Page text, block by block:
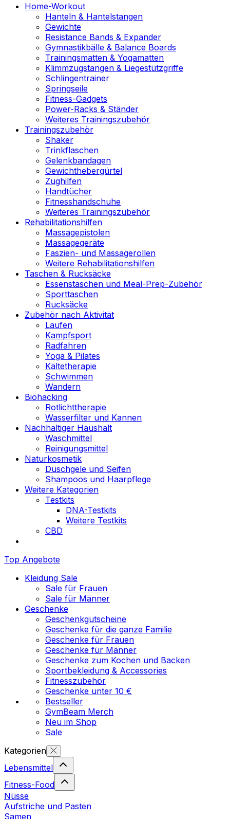
Home-Workout
Hanteln & Hantelstangen
Gewichte
Resistance Bands & Expander
Gymnastikbälle & Balance Boards
Trainingsmatten & Yogamatten
Klimmzugstangen & Liegestützgriffe
Schlingentrainer
Springseile
Fitness-Gadgets
Power-Racks & Ständer
Weiteres Trainingszubehör
Trainingszubehör
Shaker
Trinkflaschen
Gelenkbandagen
Gewichthebergürtel
Zughilfen
Handtücher
Fitnesshandschuhe
Weiteres Trainingszubehör
Rehabilitationshilfen
Massagepistolen
Massagegeräte
Faszien- und Massagerollen
Weitere Rehabilitationshilfen
Taschen & Rucksäcke
Essenstaschen und Meal-Prep-Zubehör
Sporttaschen
Rucksäcke
Zubehör nach Aktivität
Laufen
Kampfsport
Radfahren
Yoga & Pilates
Kältetherapie
Schwimmen
Wandern
Biohacking
Rotlichttherapie
Wasserfilter und Kannen
Nachhaltiger Haushalt
Waschmittel
Reinigungsmittel
Naturkosmetik
Duschgele und Seifen
Shampoos und Haarpflege
Weitere Kategorien
Testkits
DNA-Testkits
Weitere Testkits
CBD
Top Angebote
Kleidung Sale
Sale für Frauen
Sale für Männer
Geschenke
Geschenkgutscheine
Geschenke für die ganze Familie
Geschenke für Frauen
Geschenke für Männer
Geschenke zum Kochen und Backen
Sportbekleidung & Accessories
Fitnesszubehör
Geschenke unter 10 €
Bestseller
GymBeam Merch
Neu im Shop
Sale
Kategorien
Lebensmittel
Fitness-Food
Nüsse
Aufstriche und Pasten
Samen